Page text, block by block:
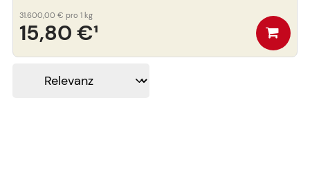
15,80 €¹
31.600,00 € pro 1 kg